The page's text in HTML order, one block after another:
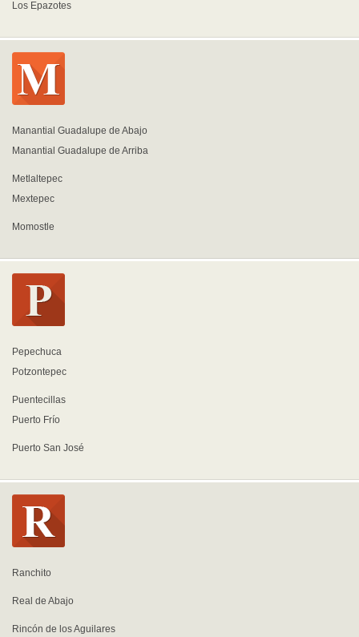
Los Epazotes
Manantial Guadalupe de Abajo
Manantial Guadalupe de Arriba
Metlaltepec
Mextepec
Momostle
Pepechuca
Potzontepec
Puentecillas
Puerto Frío
Puerto San José
Ranchito
Real de Abajo
Rincón de los Aguilares